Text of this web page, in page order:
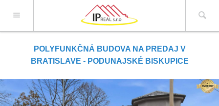
REAL spol.s.r.o.
POLYFUNKČNÁ BUDOVA NA PREDAJ V
BRATISLAVE - PODUNAJSKÉ BISKUPICE